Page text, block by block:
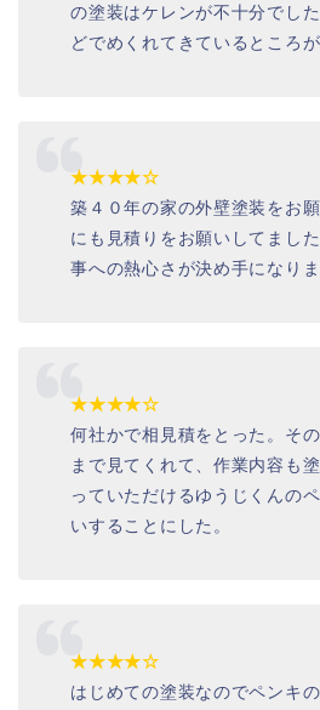
の塗装はケレンが不十分でし
どでめくれてきているところが
★★★★☆
築４０年の家の外壁塗装をお
にも見積りをお願いしてまし
事への熱心さが決め手になりま
★★★★☆
何社かで相見積をとった。そ
まで見てくれて、作業内容も
っていただけるゆうじくんの
いすることにした。
★★★★☆
はじめての塗装なのでペンキ